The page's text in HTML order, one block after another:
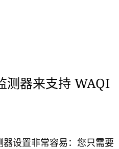
测器来支持 WAQI
设置非常容易：您只需要